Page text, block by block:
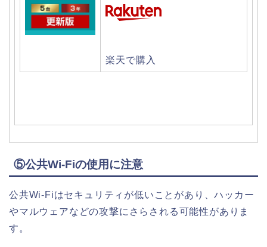
楽天で購入
⑤公共Wi-Fiの使用に注意
公共Wi-Fiはセキュリティが低いことがあり、ハッカー
やマルウェアなどの攻撃にさらされる可能性がありま
す。